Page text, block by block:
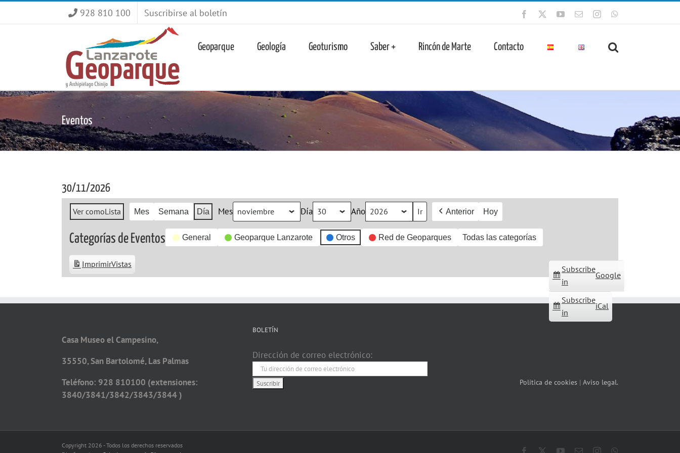
928 810 100 Suscribirse al boletín Facebook YouTube
CorreoInstagram
Geoparque Geología Geoturismo Saber + Rincón de Marte Contacto
Eventos
30/11/2026
Ver comoLista Mes Semana Día Mes Día Año Anterior Hoy
Categorías de Eventos General Geoparque Lanzarote Otros Red de Geoparques Todas las categorías
Subscribe
in
Google
Subscribe
in
iCal
ImprimirVistas
Casa Museo el Campesino,
35550, San Bartolomé, Las Palmas
Teléfono: 928 810100 (extensiones:
3840/3841/3842/3843/3844 )
BOLETÍN
Dirección de correo electrónico:
Política de cookies | Aviso legal.
Copyright 2026 - Todos los derechos reservados
Facebook YouTube
CorreoInstagram